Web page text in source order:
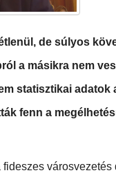
de súlyos
a másikra nem
statisztikai
fenn a